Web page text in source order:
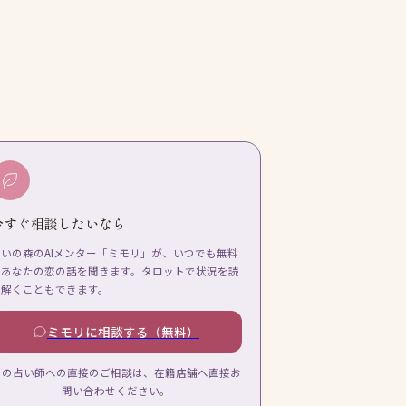
すぐ相談したいなら
の森のAIメンター「ミモリ」が、いつでも無料
なたの恋の話を聞きます。タロットで状況を読
くこともできます。
ミモリに相談する（無料）
占い師への直接のご相談は、在籍店舗へ直接お
問い合わせください。